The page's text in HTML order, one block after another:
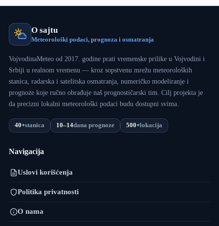
O sajtu
Meteorološki podaci, prognoza i osmatranja
VojvodinaMeteo od 2017. godine prati vremenske prilike u Vojvodini i
Srbiji u realnom vremenu — kroz sopstvenu mrežu meteoroloških
stanica, radarska i satelitska osmatranja, numeričko modeliranje i
prognoze koje ručno obrađuje naš prognostičarski tim. Cilj projekta je
da precizni lokalni meteorološki podaci budu dostupni svima.
40+stanica 10–14dana prognoze 500+lokacija
Navigacija
Uslovi korišćenja
Politika privatnosti
O nama